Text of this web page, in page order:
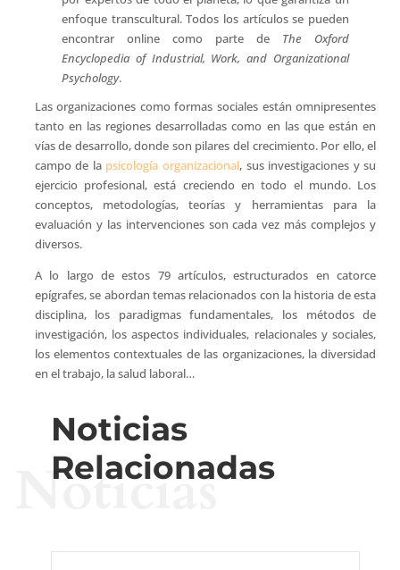
enfoque transcultural. Todos los artículos se pueden
encontrar online como parte de The Oxford
Encyclopedia of Industrial, Work, and Organizational
Psychology.
Las organizaciones como formas sociales están omnipresentes
tanto en las regiones desarrolladas como en las que están en
vías de desarrollo, donde son pilares del crecimiento. Por ello, el
campo de la psicología organizacional, sus investigaciones y su
ejercicio profesional, está creciendo en todo el mundo. Los
conceptos, metodologías, teorías y herramientas para la
evaluación y las intervenciones son cada vez más complejos y
diversos.
A lo largo de estos 79 artículos, estructurados en catorce
epígrafes, se abordan temas relacionados con la historia de esta
disciplina, los paradigmas fundamentales, los métodos de
investigación, los aspectos individuales, relacionales y sociales,
los elementos contextuales de las organizaciones, la diversidad
en el trabajo, la salud laboral…
Noticias
Relacionadas
Noticias